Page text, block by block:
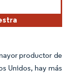
productor de
Unidos, hay más